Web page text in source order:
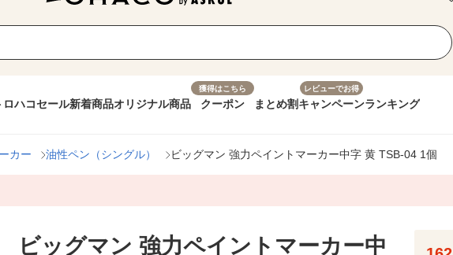
ロハコセール新着商品オリジナル商品
獲得はこちら
クーポン まとめ割
レビューでお得
キャンペーンランキング
カー 油性ペン（シングル） ビッグマン 強力ペイントマーカー中字 黄 TSB-04 1個
ビッグマン 強力ペイントマーカー中